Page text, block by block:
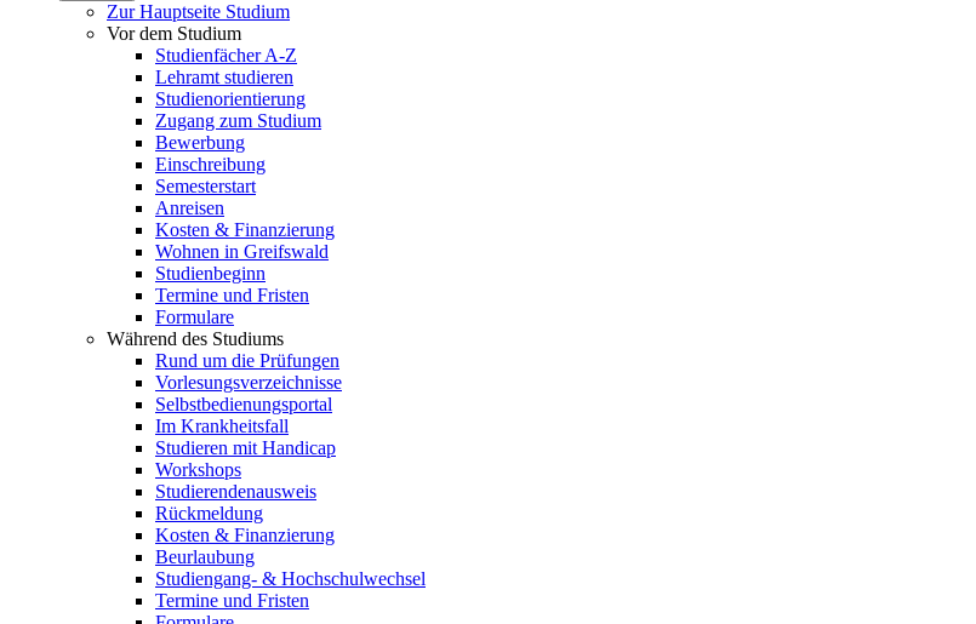
Zur Hauptseite Studium
Vor dem Studium
Studienfächer A-Z
Lehramt studieren
Studienorientierung
Zugang zum Studium
Bewerbung
Einschreibung
Semesterstart
Anreisen
Kosten & Finanzierung
Wohnen in Greifswald
Studienbeginn
Termine und Fristen
Formulare
Während des Studiums
Rund um die Prüfungen
Vorlesungsverzeichnisse
Selbstbedienungsportal
Im Krankheitsfall
Studieren mit Handicap
Workshops
Studierendenausweis
Rückmeldung
Kosten & Finanzierung
Beurlaubung
Studiengang- & Hochschulwechsel
Termine und Fristen